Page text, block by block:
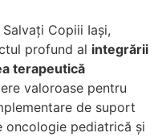
Copiii Iași,
profund al integrării
terapeutică
valoroase pentru
de suport
oncologie pediatrică și